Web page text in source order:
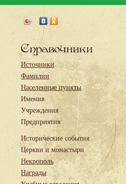
Справочники
Источники
Фамилии
Населенные пункты
Имения
Учреждения
Предприятия
Исторические события
Церкви и монастыри
Некрополь
Награды